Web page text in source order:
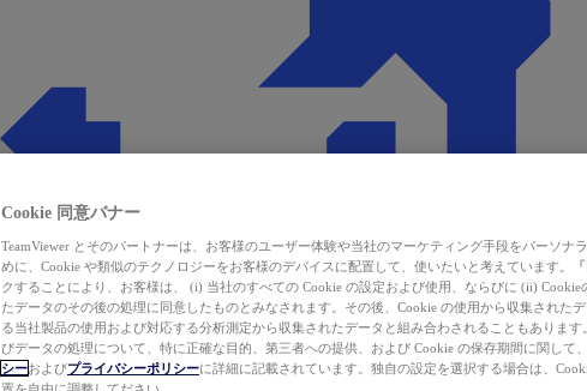
Cookie 同意バナー
TeamViewer とそのパートナーは、お客様のユーザー体験や当社のマーケティング手段をパーソナ
めに、Cookie や類似のテクノロジーをお客様のデバイスに配置して、使いたいと考えています。
クすることにより、お客様は、 (i) 当社のすべての Cookie の設定および使用、ならびに (ii) Cookie
たデータのその後の処理に同意したものとみなされます。その後、Cookie の使用から収集された
る当社製品の使用および対応する分析測定から収集されたデータと組み合わされることもあります
びデータの処理について、特に正確な目的、第三者への提供、および Cookie の保存期間に関して
シーおよびプライバシーポリシーに詳細に記載されています。独自の設定を選択する場合は、